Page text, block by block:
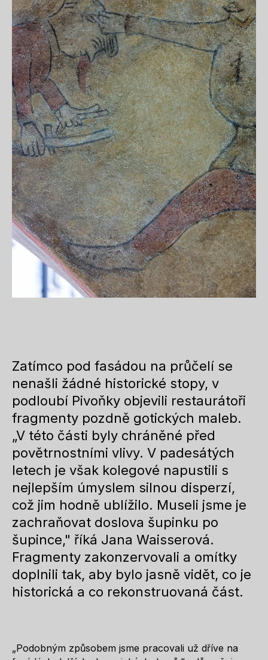
Zatímco pod fasádou na průčelí se
nenašli žádné historické stopy, v
podloubí Pivoňky objevili restaurátoři
fragmenty pozdně gotických maleb.
„V této části byly chráněné před
povětrnostními vlivy. V padesátých
letech je však kolegové napustili s
nejlepším úmyslem silnou disperzí,
což jim hodně ublížilo. Museli jsme je
zachraňovat doslova šupinku po
šupince," říká Jana Waisserová.
Fragmenty zakonzervovali a omítky
doplnili tak, aby bylo jasně vidět, co je
historická a co rekonstruovaná část.
„Podobným způsobem jsme pracovali už dříve na